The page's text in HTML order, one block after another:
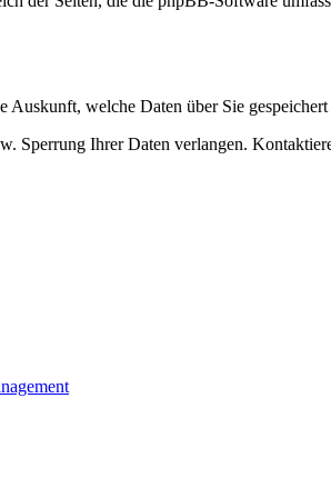
Auskunft, welche Daten über Sie gespeichert
Sperrung Ihrer Daten verlangen.